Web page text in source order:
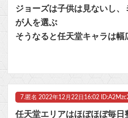
ジョーズは子供は見ないし、
が人を選ぶ
そうなると任天堂キャラは幅
7. 匿名 2022年12月22日16:02
任天堂エリアはほぼほぼ毎日